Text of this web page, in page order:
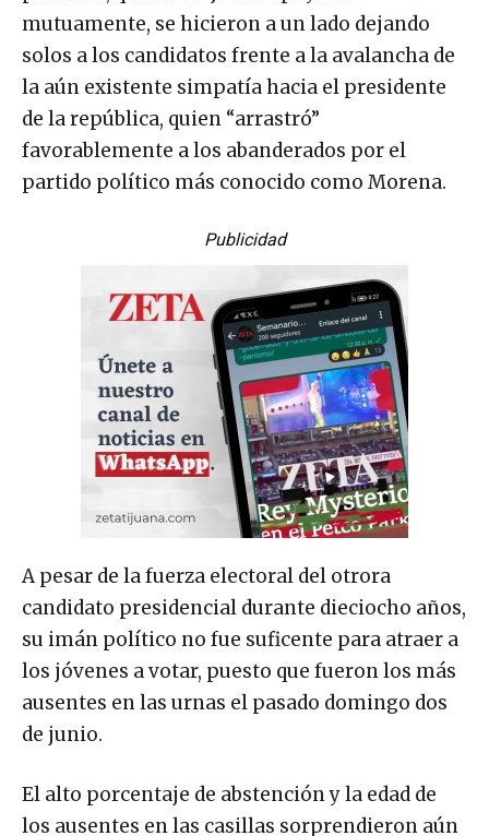
mutuamente, se hicieron a un lado dejando
solos a los candidatos frente a la avalancha de
la aún existente simpatía hacia el presidente
de la república, quien “arrastró”
favorablemente a los abanderados por el
partido político más conocido como Morena.
Publicidad
A pesar de la fuerza electoral del otrora
candidato presidencial durante dieciocho años,
su imán político no fue suficente para atraer a
los jóvenes a votar, puesto que fueron los más
ausentes en las urnas el pasado domingo dos
de junio.
El alto porcentaje de abstención y la edad de
los ausentes en las casillas sorprendieron aún